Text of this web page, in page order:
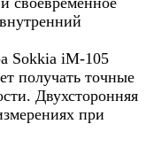
Sokkia iM-105
получать точные
Двухсторонняя
при